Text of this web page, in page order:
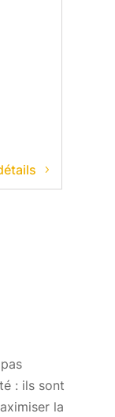
: ils sont
la